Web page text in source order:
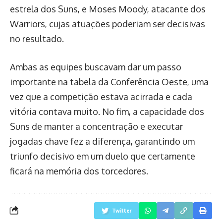
estrela dos Suns, e Moses Moody, atacante dos
Warriors, cujas atuações poderiam ser decisivas
no resultado.
Ambas as equipes buscavam dar um passo
importante na tabela da Conferência Oeste, uma
vez que a competição estava acirrada e cada
vitória contava muito. No fim, a capacidade dos
Suns de manter a concentração e executar
jogadas chave fez a diferença, garantindo um
triunfo decisivo em um duelo que certamente
ficará na memória dos torcedores.
Twitter